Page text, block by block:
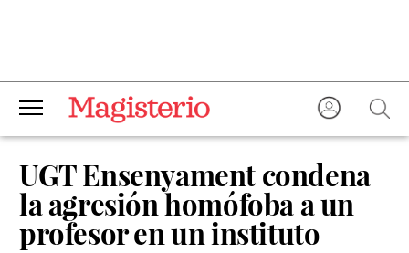
UGT Ensenyament condena
la agresión homófoba a un
profesor en un instituto